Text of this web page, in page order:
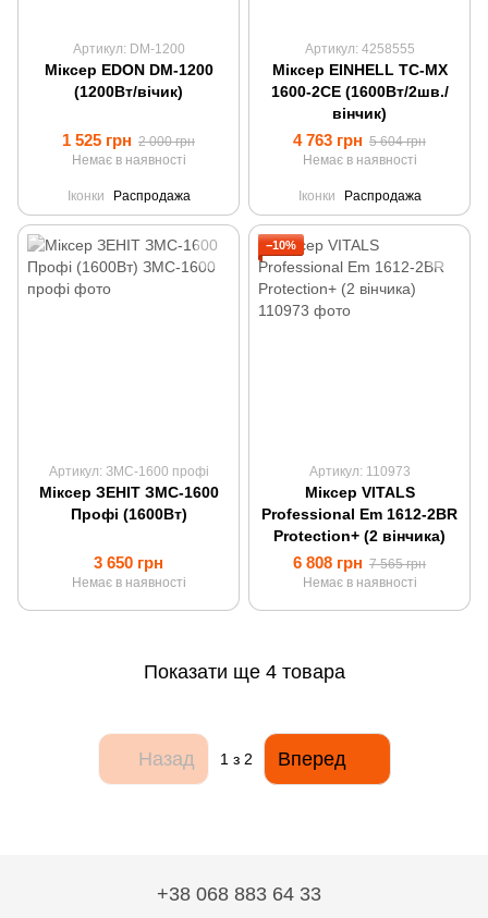
Артикул: DM-1200
Міксер EDON DM-1200
(1200Вт/вічик)
1 525 грн 2 000 грн
Немає в наявності
Іконки Распродажа
Артикул: 4258555
Міксер EINHELL TC-MX
1600-2СE (1600Вт/2шв./
вінчик)
4 763 грн 5 604 грн
Немає в наявності
Іконки Распродажа
Артикул: ЗМС-1600 профі
Міксер ЗЕНІТ ЗМС-1600
Профі (1600Вт)
3 650 грн
Немає в наявності
−10%
Артикул: 110973
Міксер VITALS
Professional Em 1612-2BR
Protection+ (2 вінчика)
6 808 грн 7 565 грн
Немає в наявності
Показати ще 4 товара
Назад 1 з 2 Вперед
+38 068 883 64 33